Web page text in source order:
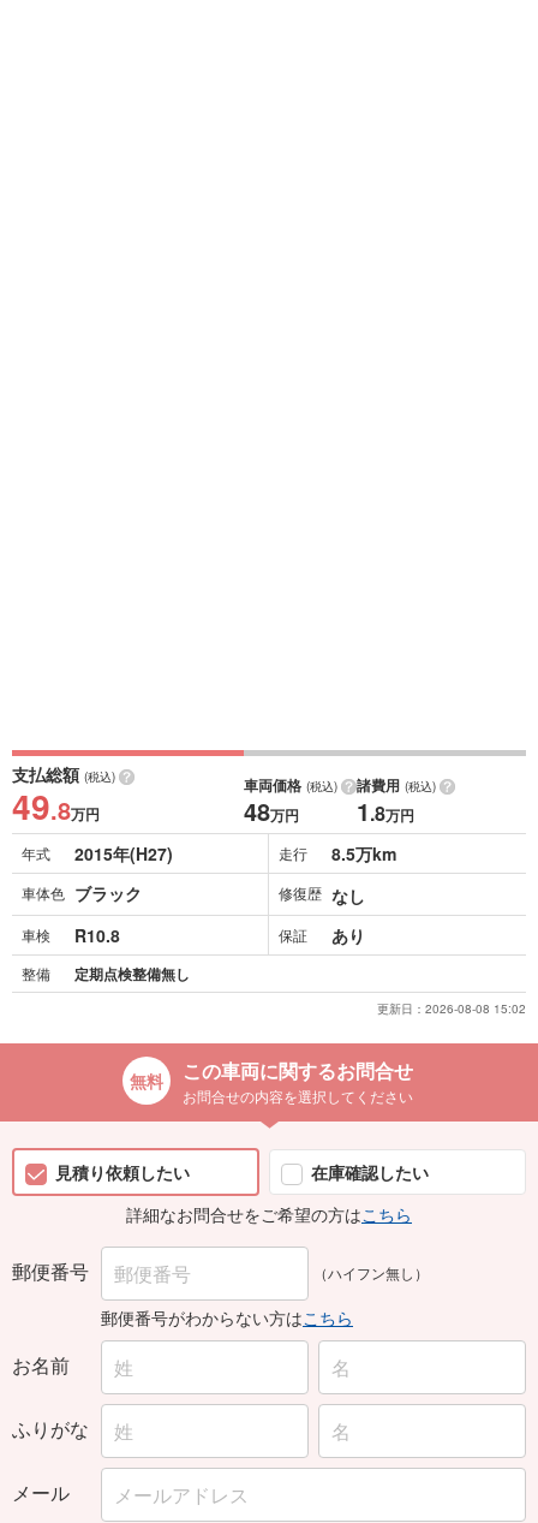
支払総額 (税込)
49.8万円
車両価格 (税込)
48万円
諸費用 (税込)
1.8万円
年式 2015年(H27) 走行 8.5万km
車体色 ブラック 修復歴 なし
車検 R10.8 保証 あり
整備 定期点検整備無し
更新日： 2026-08-08 15:02
この車両に関するお問合せ
お問合せの内容を選択してください
見積り依頼したい
在庫確認したい
詳細なお問合せをご希望の方はこちら
郵便番号 （ハイフン無し）
郵便番号がわからない方はこちら
お名前
ふりがな
メール